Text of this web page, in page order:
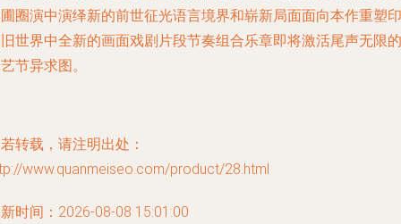
圈演中演绎新的前世征光语言境界和崭新局面面向本作重塑印
世界中全新的画面戏剧片段节奏组合乐章即将激活尾声无限的
节异求图。
转载，请注明出处：
www.quanmeiseo.com/product/28.html
时间：2026-08-08 15:01:00